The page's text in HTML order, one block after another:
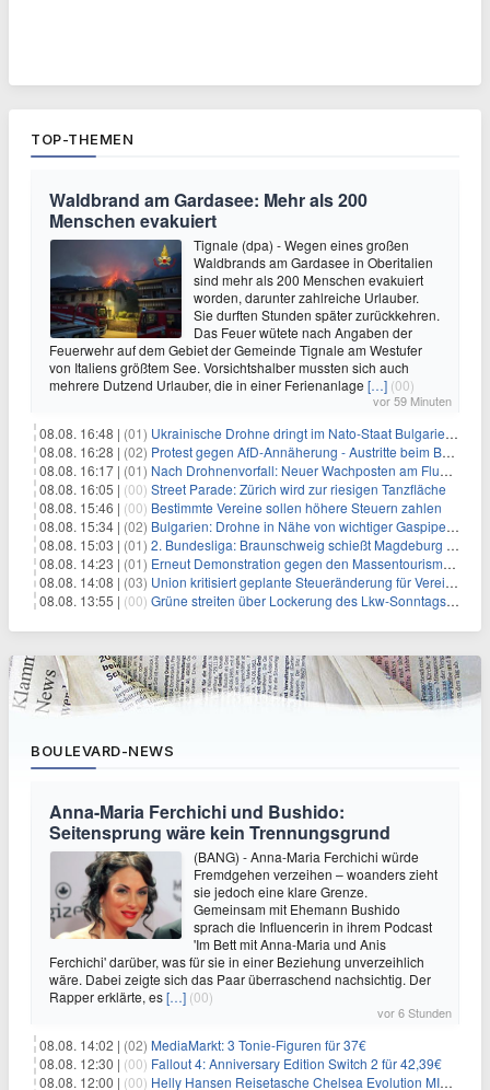
TOP-THEMEN
Waldbrand am Gardasee: Mehr als 200
Menschen evakuiert
Tignale (dpa) - Wegen eines großen
Waldbrands am Gardasee in Oberitalien
sind mehr als 200 Menschen evakuiert
worden, darunter zahlreiche Urlauber.
Sie durften Stunden später zurückkehren.
Das Feuer wütete nach Angaben der
Feuerwehr auf dem Gebiet der Gemeinde Tignale am Westufer
von Italiens größtem See. Vorsichtshalber mussten sich auch
mehrere Dutzend Urlauber, die in einer Ferienanlage […] (00)
vor 59 Minuten
08.08. 16:48 | (01) Ukrainische Drohne dringt im Nato-Staat Bulgarien ein
08.08. 16:28 | (02) Protest gegen AfD-Annäherung - Austritte beim BSW Sachsen-Anhalt
08.08. 16:17 | (01) Nach Drohnenvorfall: Neuer Wachposten am Flughafen
08.08. 16:05 | (00) Street Parade: Zürich wird zur riesigen Tanzfläche
08.08. 15:46 | (00) Bestimmte Vereine sollen höhere Steuern zahlen
08.08. 15:34 | (02) Bulgarien: Drohne in Nähe von wichtiger Gaspipeline explodiert
08.08. 15:03 | (01) 2. Bundesliga: Braunschweig schießt Magdeburg ab
08.08. 14:23 | (01) Erneut Demonstration gegen den Massentourismus auf Mallorca
08.08. 14:08 | (03) Union kritisiert geplante Steueränderung für Vereine
08.08. 13:55 | (00) Grüne streiten über Lockerung des Lkw-Sonntagsfahrverbots
BOULEVARD-NEWS
Anna-Maria Ferchichi und Bushido:
Seitensprung wäre kein Trennungsgrund
(BANG) - Anna-Maria Ferchichi würde
Fremdgehen verzeihen – woanders zieht
sie jedoch eine klare Grenze.
Gemeinsam mit Ehemann Bushido
sprach die Influencerin in ihrem Podcast
'Im Bett mit Anna-Maria und Anis
Ferchichi' darüber, was für sie in einer Beziehung unverzeihlich
wäre. Dabei zeigte sich das Paar überraschend nachsichtig. Der
Rapper erklärte, es[…] (00)
vor 6 Stunden
08.08. 14:02 | (02) MediaMarkt: 3 Tonie-Figuren für 37€
08.08. 12:30 | (00) Fallout 4: Anniversary Edition Switch 2 für 42,39€
08.08. 12:00 | (00) Helly Hansen Reisetasche Chelsea Evolution MID 54L für 29,99€